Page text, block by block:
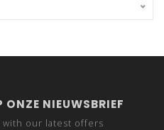
NIEUWSBRIEF
with our latest offers